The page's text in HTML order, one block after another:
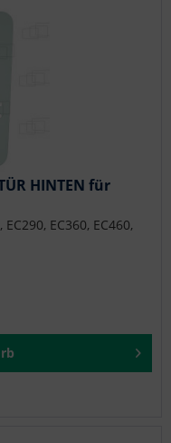
HINTEN für
EC360, EC460,